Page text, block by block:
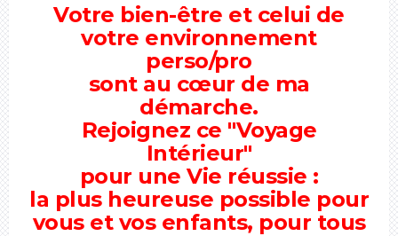
Votre bien-être et celui de
votre environnement
perso/pro
sont au cœur de ma
démarche.
Rejoignez ce "Voyage
Intérieur"
pour une Vie réussie :
la plus heureuse possible pour
vous et vos enfants, pour tous